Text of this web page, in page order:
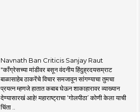
Navnath Ban Criticis Sanjay Raut
"काँग्रेसच्या मांडीवर बसून वंदनीय हिंदुह्रदयसम्राट
बाळासाहेब ठाकरेंचे विचार समजावून सांगण्याचा तुमचा
प्रयत्न म्हणजे हातात कबाब घेऊन शाकाहारावर व्याख्यान
देण्यासारखं आहे! महाराष्ट्राचा ‘गोलपीठा’ कोणी केला याची
चिंता ..